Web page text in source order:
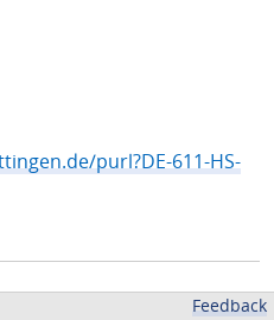
purl?DE-611-HS-
Feedback